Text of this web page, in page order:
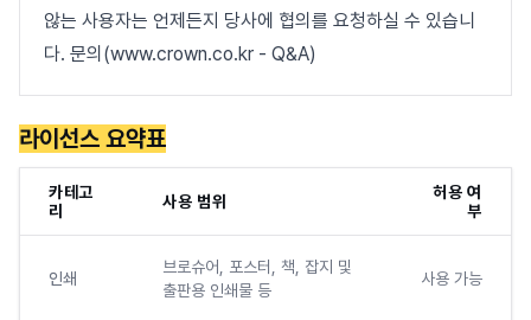
않는 사용자는 언제든지 당사에 협의를 요청하실 수 있습니
다. 문의(www.crown.co.kr - Q&A)
라이선스 요약표
카테고
리
사용 범위
허용 여
부
인쇄
브로슈어, 포스터, 책, 잡지 및
출판용 인쇄물 등
사용 가능